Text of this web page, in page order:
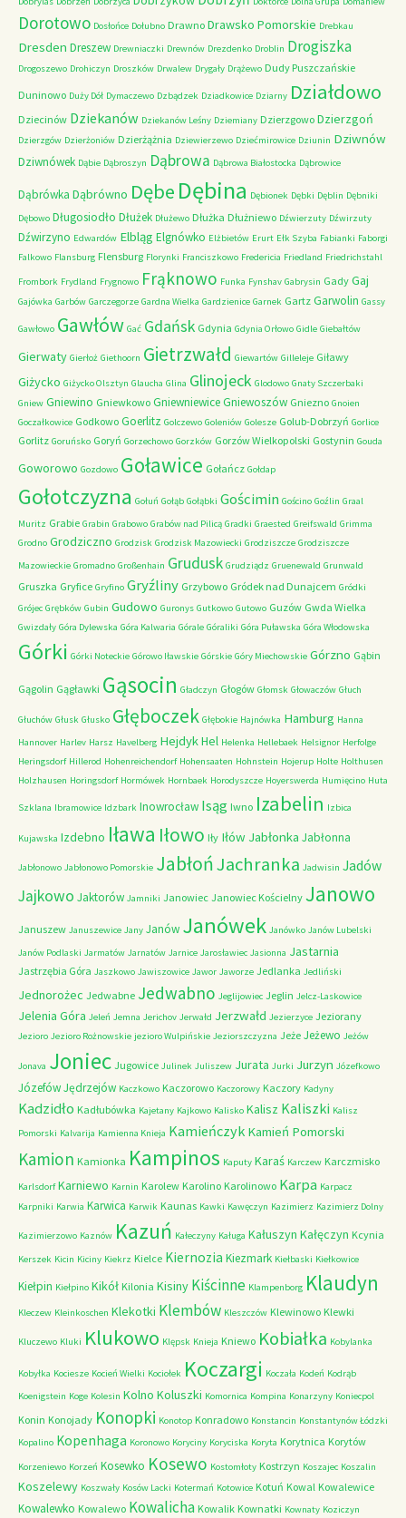
Dorotowo Dosłońce Dołubno Drawno Drawsko Pomorskie Drebkau
Dresden Dreszew Drewniaczki Drewnów Drezdenko Droblin Drogiszka
Drogoszewo Drohiczyn Droszków Drwalew Drygały Drążewo Dudy Puszczańskie
Duninowo Duży Dół Dymaczewo Dzbądzek Dziadkowice Dziarny Działdowo
Dziecinów Dziekanów Dziekanów Leśny Dziemiany Dzierzgowo Dzierzgoń
Dzierzgów Dzierżoniów Dzierżążnia Dziewierzewo Dziećmirowice Dziunin Dziwnów
Dziwnówek Dąbie Dąbroszyn Dąbrowa Dąbrowa Białostocka Dąbrowice
Dąbrówka Dąbrówno Dębe Dębina Dębionek Dębki Dęblin Dębniki
Dębowo Długosiodło Dłużek Dłużewo Dłużka Dłużniewo Dźwierzuty Dźwirzuty
Dźwirzyno Edwardów Elbląg Elgnówko Elżbietów Erurt Ełk Szyba Fabianki Faborgi
Falkowo Flansburg Flensburg Florynki Franciszkowo Fredericia Friedland Friedrichstahl
Frombork Frydland Frygnowo Frąknowo Funka Fynshav Gabrysin Gady Gaj
Gajówka Garbów Garczegorze Gardna Wielka Gardzienice Garnek Gartz Garwolin Gassy
Gawłowo Gawłów Gać Gdańsk Gdynia Gdynia Orłowo Gidle Giebałtów
Gierwaty Gierłoż Giethoorn Gietrzwałd Giewartów Gilleleje Giławy
Giżycko Giżycko Olsztyn Glaucha Glina Glinojeck Glodowo Gnaty Szczerbaki
Gniew Gniewino Gniewkowo GniewniewiceGniewoszów Gniezno Gnoien
Goczałkowice Godkowo Goerlitz Golczewo Goleniów Golesze Golub-Dobrzyń Gorlice
Gorlitz Goruńsko Goryń Gorzechowo Gorzków Gorzów Wielkopolski Gostynin Gouda
Goworowo Gozdowo Goławice Gołańcz Gołdap
Gołotczyzna Gołuń Gołąb Gołąbki Gościmin Gościno Goźlin Graal
Muritz Grabie Grabin Grabowo Grabów nad Pilicą Gradki Graested Greifswald Grimma
Grodno Grodziczno Grodzisk Grodzisk Mazowiecki Grodziszcze Grodziszcze
Mazowieckie Gromadno Großenhain Grudusk Grudziądz Gruenewald Grunwald
Gruszka Gryfice Gryfino Gryźliny Grzybowo Gródek nad Dunajcem Gródki
Grójec Grębków Gubin Gudowo Guronys Gutkowo Gutowo Guzów Gwda Wielka
Gwizdały Góra Dylewska Góra Kalwaria Górale Góraliki Góra Puławska Góra Włodowska
Górki Górki Noteckie Górowo Iławskie Górskie Góry Miechowskie Górzno Gąbin
Gągolin Gągławki Gąsocin Gładczyn Głogów Głomsk Głowaczów Głuch
Głuchów Głusk Głusko Głęboczek Głębokie Hajnówka Hamburg Hanna
Hannover Harlev Harsz Havelberg HejdykHel Helenka Hellebaek Helsignor Herfolge
Heringsdorf Hillerod Hohenreichendorf Hohensaaten Hohnstein Hojerup Holte Holthusen
Holzhausen Horingsdorf Hormówek Hornbaek Horodyszcze Hoyerswerda Humięcino Huta
Szklana Ibramowice Idzbark Inowrocław Isąg Iwno Izabelin Izbica
Kujawska Izdebno Iława Iłowo Iły Iłów Jabłonka Jabłonna
Jabłonowo Jabłonowo Pomorskie JabłońJachranka Jadwisin Jadów
Jajkowo Jaktorów Jamniki Janowiec Janowiec Kościelny Janowo
Januszew Januszewice Jany Janów Janówek Janówko Janów Lubelski
Janów Podlaski Jarmatów Jarnatów Jarnice Jarosławiec Jasionna Jastarnia
Jastrzębia Góra Jaszkowo Jawiszowice Jawor Jaworze Jedlanka Jedliński
Jednorożec Jedwabne Jedwabno Jeglijowiec Jeglin Jelcz-Laskowice
Jelenia Góra Jeleń Jemna Jerichov Jerwałd Jerzwałd Jezierzyce Jeziorany
Jezioro Jezioro Rożnowskie jezioro Wulpińskie Jeziorszczyzna Jeże Jeżewo Jeżów
Jonava Joniec Jugowice Julinek Juliszew Jurata Jurki Jurzyn Józefkowo
JózefówJędrzejów Kaczkowo Kaczorowo Kaczorowy Kaczory Kadyny
Kadzidło Kadłubówka Kajetany Kajkowo Kalisko Kalisz Kaliszki Kalisz
Pomorski Kalvarija Kamienna Knieja Kamieńczyk Kamień Pomorski
Kamion Kamionka Kampinos Kaputy Karaś Karczew Karczmisko
Karlsdorf Karniewo Karnin Karolew Karolino Karolinowo Karpa Karpacz
Karpniki Karwia Karwica Karwik Kaunas Kawki Kawęczyn Kazimierz Kazimierz Dolny
Kazimierzowo Kaznów Kazuń Kałeczyny Kaługa Kałuszyn Kałęczyn Kcynia
Kerszek Kicin Kiciny Kiekrz Kielce Kiernozia Kiezmark Kiełbaski Kiełkowice
Kiełpin Kiełpino Kikół Kilonia Kisiny Kiścinne Klampenborg Klaudyn
Kleczew Kleinkoschen Klekotki Klembów Kleszczów Klewinowo Klewki
Kluczewo Kluki Klukowo Klępsk Knieja Kniewo Kobiałka Kobylanka
Kobyłka Kociesze Kocień Wielki Kociołek Koczargi Koczała Kodeń Kodrąb
Koenigstein Koge Kolesin Kolno Koluszki Komornica Kompina Konarzyny Koniecpol
Konin Konojady Konopki Konotop Konradowo Konstancin Konstantynów Łódzki
Kopalino Kopenhaga Koronowo Koryciny Koryciska Koryta Korytnica Korytów
Korzeniewo Korzeń Kosewko Kosewo Kostomłoty Kostrzyn Koszajec Koszalin
Koszelewy Koszwały Kosów Lacki Kotermań Kotowice Kotuń Kowal Kowalewice
Kowalewko Kowalewo Kowalicha Kowalik Kownatki Kownaty Koziczyn